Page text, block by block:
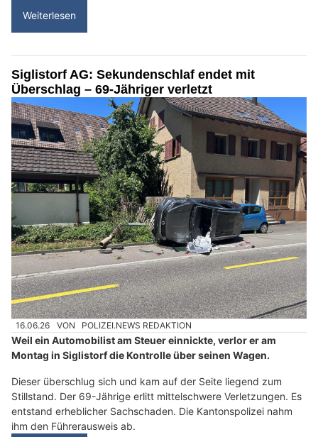
Weiterlesen
Siglistorf AG: Sekundenschlaf endet mit
Überschlag – 69-Jähriger verletzt
16.06.26 VON POLIZEI.NEWS REDAKTION
Weil ein Automobilist am Steuer einnickte, verlor er am
Montag in Siglistorf die Kontrolle über seinen Wagen.
Dieser überschlug sich und kam auf der Seite liegend zum
Stillstand. Der 69-Jährige erlitt mittelschwere Verletzungen. Es
entstand erheblicher Sachschaden. Die Kantonspolizei nahm
ihm den Führerausweis ab.